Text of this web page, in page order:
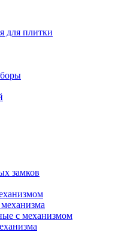
для плитки
замков
с механизмом